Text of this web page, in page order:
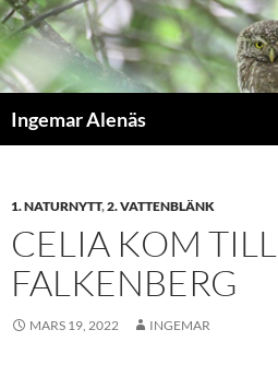
Hoppa
till
innehåll
Ingemar Alenäs
1. NATURNYTT,2. VATTENBLÄNK
CELIA KOM TILL
FALKENBERG
MARS 19, 2022 INGEMAR